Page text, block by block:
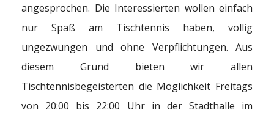
angesprochen. Die Interessierten wollen einfach
nur Spaß am Tischtennis haben, völlig
ungezwungen und ohne Verpflichtungen. Aus
diesem Grund bieten wir allen
Tischtennisbegeisterten die Möglichkeit Freitags
von 20:00 bis 22:00 Uhr in der Stadthalle im